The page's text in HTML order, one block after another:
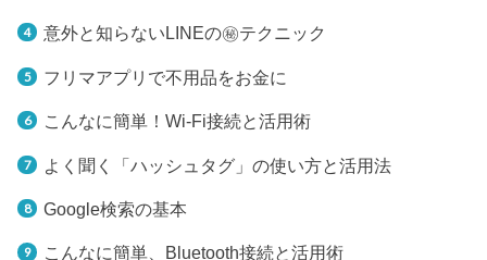
意外と知らないLINEの ㊙テクニック
フリマアプリで不用品をお金に
こんなに簡単！Wi-Fi接続と活用術
よく聞く「ハッシュタグ」の使い方と活用法
Google検索の基本
こんなに簡単、Bluetooth接続と活用術